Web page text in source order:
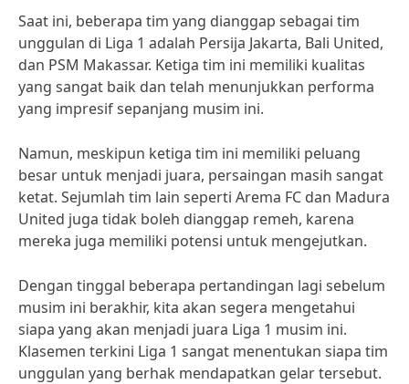
Saat ini, beberapa tim yang dianggap sebagai tim
unggulan di Liga 1 adalah Persija Jakarta, Bali United,
dan PSM Makassar. Ketiga tim ini memiliki kualitas
yang sangat baik dan telah menunjukkan performa
yang impresif sepanjang musim ini.
Namun, meskipun ketiga tim ini memiliki peluang
besar untuk menjadi juara, persaingan masih sangat
ketat. Sejumlah tim lain seperti Arema FC dan Madura
United juga tidak boleh dianggap remeh, karena
mereka juga memiliki potensi untuk mengejutkan.
Dengan tinggal beberapa pertandingan lagi sebelum
musim ini berakhir, kita akan segera mengetahui
siapa yang akan menjadi juara Liga 1 musim ini.
Klasemen terkini Liga 1 sangat menentukan siapa tim
unggulan yang berhak mendapatkan gelar tersebut.